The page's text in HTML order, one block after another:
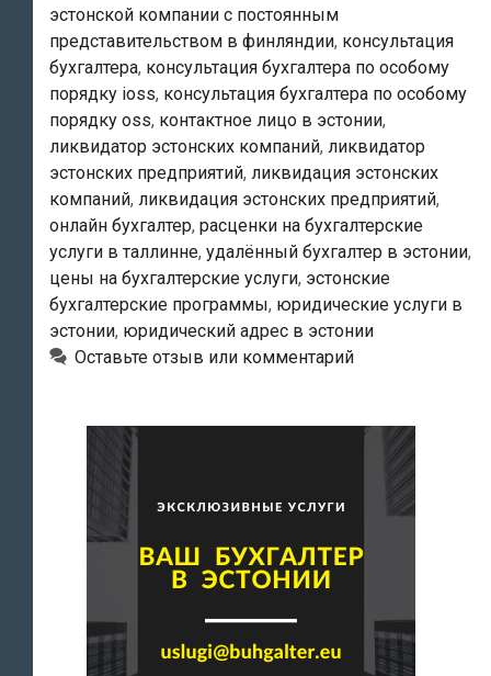
эстонской компании с постоянным
представительством в финляндии, консультация
бухгалтера, консультация бухгалтера по особому
порядку ioss, консультация бухгалтера по особому
порядку oss, контактное лицо в эстонии,
ликвидатор эстонских компаний, ликвидатор
эстонских предприятий, ликвидация эстонских
компаний, ликвидация эстонских предприятий,
онлайн бухгалтер, расценки на бухгалтерские
услуги в таллинне, удалённый бухгалтер в эстонии,
цены на бухгалтерские услуги, эстонские
бухгалтерские программы, юридические услуги в
эстонии, юридический адрес в эстонии
Оставьте отзыв или комментарий